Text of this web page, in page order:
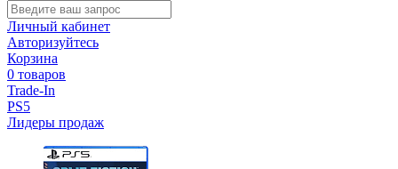
Личный кабинет
Авторизуйтесь
Корзина
0 товаров
Trade-In
PS5
Лидеры продаж